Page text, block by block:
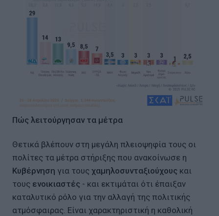
Πώς λειτούργησαν τα μέτρα
Θετικά βλέπουν στη μεγάλη πλειοψηφία τους οι
πολίτες τα μέτρα στήριξης που ανακοίνωσε η
Κυβέρνηση για τους χαμηλοσυνταξιούχους και
τους ενοικιαστές - και εκτιμάται ότι έπαιξαν
καταλυτικό ρόλο για την αλλαγή της πολιτικής
ατμόσφαιρας. Είναι χαρακτηριστική η καθολική